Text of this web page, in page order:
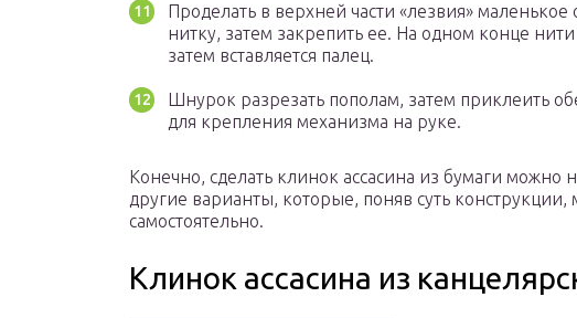
Проделать в верхней части «лезвия»
нитку, затем закрепить ее. На одном конце
затем вставляется палец.
Шнурок разрезать пополам, затем приклеить
для крепления механизма на руке.
Конечно, сделать клинок ассасина из бумаги можно
другие варианты, которые, поняв суть
самостоятельно.
Клинок ассасина из